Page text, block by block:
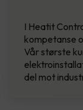
I Heatit
kompetanse
Vår største
del mot